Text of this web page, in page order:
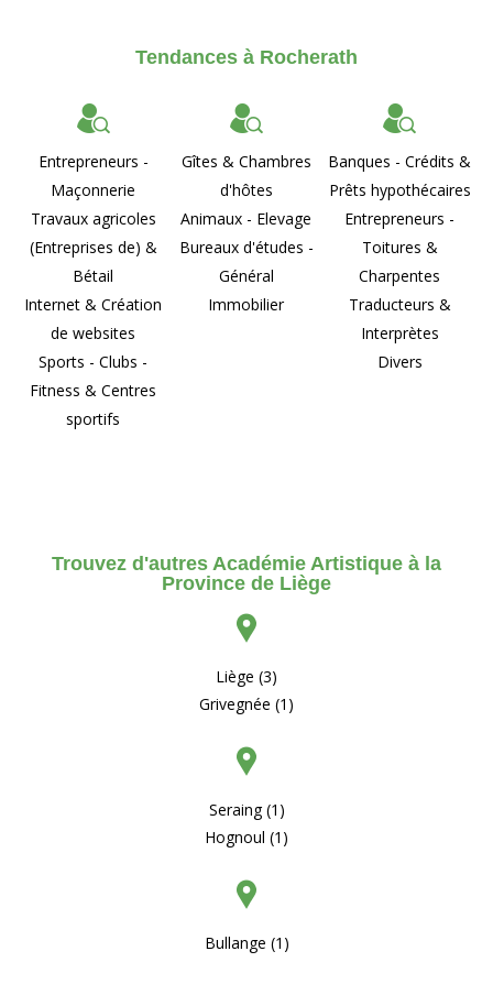
Tendances à Rocherath
Entrepreneurs -
Maçonnerie
Travaux agricoles
(Entreprises de) &
Bétail
Internet & Création
de websites
Sports - Clubs -
Fitness & Centres
sportifs
Gîtes & Chambres
d'hôtes
Animaux - Elevage
Bureaux d'études -
Général
Immobilier
Banques - Crédits &
Prêts hypothécaires
Entrepreneurs -
Toitures &
Charpentes
Traducteurs &
Interprètes
Divers
Trouvez d'autres Académie Artistique à la
Province de Liège
Liège (3)
Grivegnée (1)
Seraing (1)
Hognoul (1)
Bullange (1)